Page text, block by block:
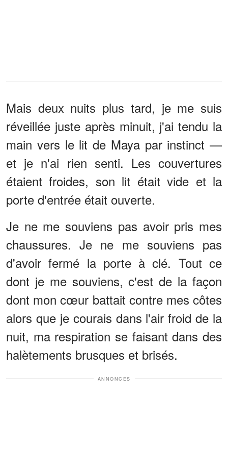
Mais deux nuits plus tard, je me suis
réveillée juste après minuit, j'ai tendu la
main vers le lit de Maya par instinct —
et je n'ai rien senti. Les couvertures
étaient froides, son lit était vide et la
porte d'entrée était ouverte.
Je ne me souviens pas avoir pris mes
chaussures. Je ne me souviens pas
d'avoir fermé la porte à clé. Tout ce
dont je me souviens, c'est de la façon
dont mon cœur battait contre mes côtes
alors que je courais dans l'air froid de la
nuit, ma respiration se faisant dans des
halètements brusques et brisés.
ANNONCES